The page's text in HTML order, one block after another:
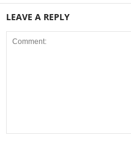
LEAVE A REPLY